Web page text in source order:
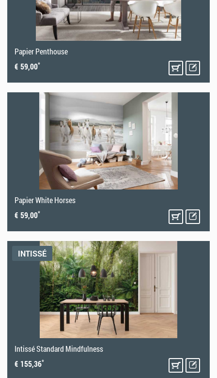
Papier Penthouse
€ 59,00*
Papier White Horses
€ 59,00*
INTISSÉ
Intissé Standard Mindfulness
€ 155,36*